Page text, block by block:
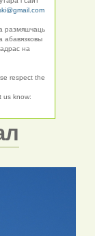
размяшчаць
абавязковы
на
respect the
us know: